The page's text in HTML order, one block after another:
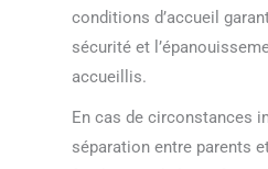
conditions d’accueil
sécurité et
accueillis.
En cas de circonstances
séparation entre parents